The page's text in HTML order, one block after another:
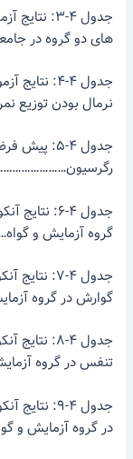
جدول ۴-۳:
های دو گروه در
جدول ۴-۴:
نرمال بودن توزیع
جدول ۴-۵:
جدول ۴-۶:
گروه­ آزمایش و
جدول ۴-۷:
گوارش در گروه­
جدول ۴-۸:
تنفس در گروه­
جدول ۴-۹:
در گروه­ آزمایش و